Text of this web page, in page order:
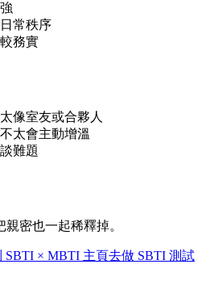
常秩序
務實
像室友或合夥人
太會主動增溫
難題
密也一起稀釋掉。
SBTI × MBTI 主頁去做 SBTI 測試